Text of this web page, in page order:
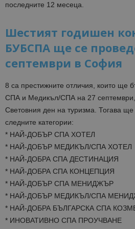
последните 12 месеца.
Шестият годишен
БУБСПА ще се
септември в София
8 са престижните отличия, които ще
СПА и Медикъл/СПА на 27 септември,
Световния ден на туризма. Тогава ще
следните категории:
* НАЙ-ДОБЪР СПА ХОТЕЛ
* НАЙ-ДОБЪР МЕДИКЪЛ/СПА ХОТЕЛ
* НАЙ-ДОБРА СПА ДЕСТИНАЦИЯ
* НАЙ-ДОБРА СПА КОНЦЕПЦИЯ
* НАЙ-ДОБЪР СПА МЕНИДЖЪР
* НАЙ-ДОБЪР МЕДИКЪЛ/СПА
* НАЙ-ДОБРА БЪЛГАРСКА СПА
* ИНОВАТИВНО СПА ПРОУЧВАНЕ